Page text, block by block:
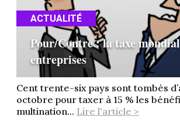
ACTUALITÉ
Pour/Contre : la taxe
entreprises
Cent trente-six pays sont tombés
octobre pour taxer à 15 % les
multination... Lire l'article >